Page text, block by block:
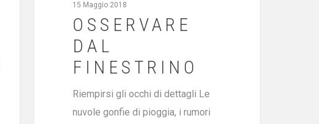
15 Maggio 2018
OSSERVARE
DAL
FINESTRINO
Riempirsi gli occhi di dettagli Le
nuvole gonfie di pioggia, i rumori